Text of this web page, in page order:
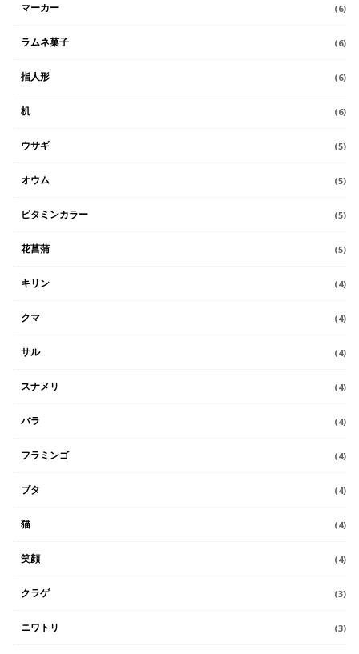
マーカー (6)
ラムネ菓子 (6)
指人形 (6)
机 (6)
ウサギ (5)
オウム (5)
ビタミンカラー (5)
花菖蒲 (5)
キリン (4)
クマ (4)
サル (4)
スナメリ (4)
バラ (4)
フラミンゴ (4)
ブタ (4)
猫 (4)
笑顔 (4)
クラゲ (3)
ニワトリ (3)